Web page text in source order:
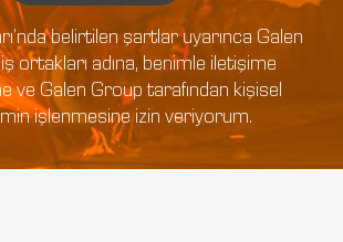
belirtilen şartlar uyarınca Galen
ortakları adına, benimle iletişime
ve Galen Group tarafından kişisel
işlenmesine izin veriyorum.